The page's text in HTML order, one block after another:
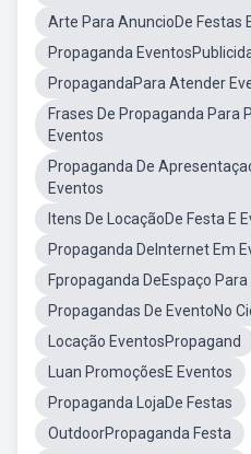
Arte Para AnuncioDe Festas
Propaganda
PropagandaPara Atender
Frases De Propaganda Para
Eventos
Propaganda De
Eventos
Itens De LocaçãoDe Festa E
Propaganda DeInternet Em
Fpropaganda DeEspaço
Propagandas De EventoNo
Locação EventosPropagand
Luan PromoçõesE Eventos
Propaganda LojaDe Festas
OutdoorPropaganda Festa